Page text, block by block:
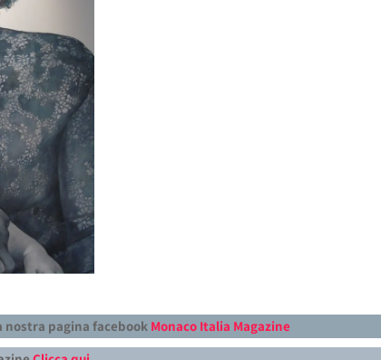
nostra pagina facebook Monaco Italia Magazine